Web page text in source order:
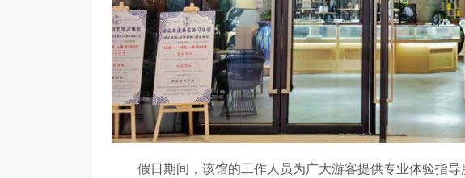
假日期间，该馆的工作人员为广大游客提供专业体验指